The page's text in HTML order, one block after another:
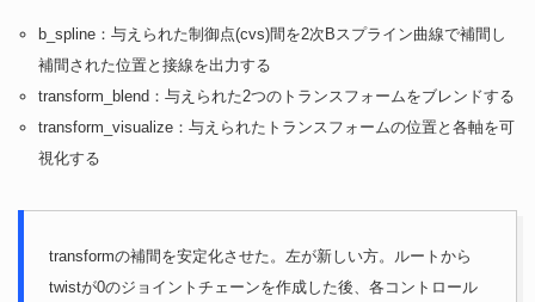
b_spline：与えられた制御点(cvs)間を2次Bスプライン曲線で補間し
補間された位置と接線を出力する
transform_blend：与えられた2つのトランスフォームをブレンドする
transform_visualize：与えられたトランスフォームの位置と各軸を可
視化する
transformの補間を安定化させた。左が新しい方。ルートから
twistが0のジョイントチェーンを作成した後、各コントロール